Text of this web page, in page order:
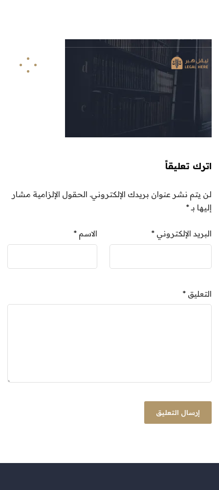
اترك تعليقاً
لن يتم نشر عنوان بريدك الإلكتروني. الحقول الإلزامية مشار
إليها بـ*
الاسم * البريد الإلكتروني *
التعليق *